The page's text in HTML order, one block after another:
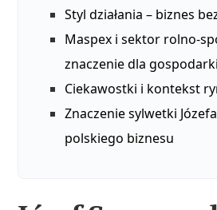
Styl działania – biznes
Maspex i sektor
znaczenie dla gospodarki
Ciekawostki i kontekst
Znaczenie sylwetki
polskiego biznesu